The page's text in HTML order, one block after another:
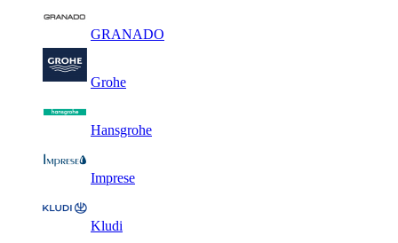
GRANADO
Grohe
Hansgrohe
Imprese
Kludi